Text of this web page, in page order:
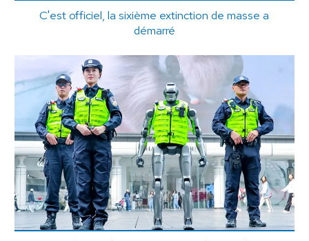
C'est officiel, la sixième extinction de masse a
démarré